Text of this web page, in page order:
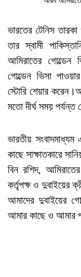
ভারতের টেনিস তারকা
তার স্বামী
আমিরাতের গোল্ডেন
গোল্ডেন ভিসা
স্টোরি শেয়ার
মতো দীর্ঘ সময় পর্যন্ত
ভারতীয়
কাছে সাক্ষাতকারে
বিন রশিদ,
কর্তৃপক্ষ ও দুবাইয়ের
আমাদের দুবাইয়ের
আমার কাছে ও আমার